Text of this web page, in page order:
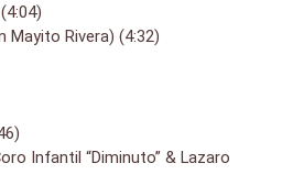
Mayito Rivera) (4:32)
Infantil “Diminuto” & Lazaro